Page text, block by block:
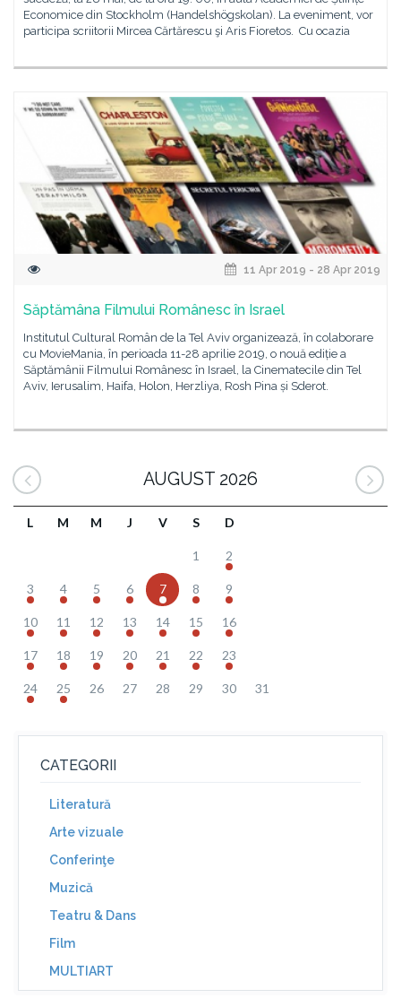
Economice din Stockholm (Handelshögskolan). La eveniment, vor
participa scriitorii Mircea Cărtărescu şi Aris Fioretos. Cu ocazia
11 Apr 2019 - 28 Apr 2019
Săptămâna Filmului Românesc în Israel
Institutul Cultural Român de la Tel Aviv organizează, în colaborare
cu MovieMania, în perioada 11-28 aprilie 2019, o nouă ediție a
Săptămânii Filmului Românesc în Israel, la Cinematecile din Tel
Aviv, Ierusalim, Haifa, Holon, Herzliya, Rosh Pina și Sderot.
AUGUST 2026
L M M J V S D
1 2
3 4 5 6 7 8 9
10 11 12 13 14 15 16
17 18 19 20 21 22 23
24 25 26 27 28 29 30 31
CATEGORII
Literatură
Arte vizuale
Conferinţe
Muzică
Teatru & Dans
Film
MULTIART